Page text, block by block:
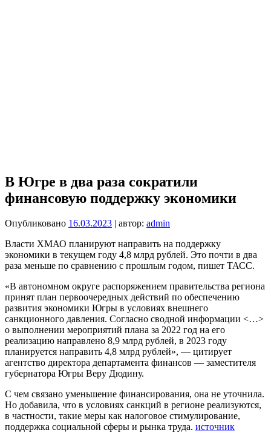
В Югре в два раза сократили
финансовую поддержку экономики
Опубликовано 16.03.2023 | автор: admin
Власти ХМАО планируют направить на поддержку
экономики в текущем году 4,8 млрд рублей. Это почти в два
раза меньше по сравнению с прошлым годом, пишет ТАСС.
«В автономном округе распоряжением правительства региона
принят план первоочередных действий по обеспечению
развития экономики Югры в условиях внешнего
санкционного давления. Согласно сводной информации <…>
о выполнении мероприятий плана за 2022 год на его
реализацию направлено 8,9 млрд рублей, в 2023 году
планируется направить 4,8 млрд рублей», — цитирует
агентство директора департамента финансов — заместителя
губернатора Югры Веру Дюдину.
С чем связано уменьшение финансирования, она не уточнила.
Но добавила, что в условиях санкций в регионе реализуются,
в частности, такие меры как налоговое стимулирование,
поддержка социальной сферы и рынка труда. источник